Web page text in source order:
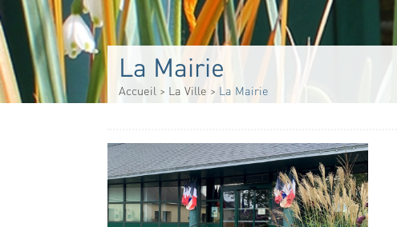
La Mairie
Accueil > La Ville > La Mairie